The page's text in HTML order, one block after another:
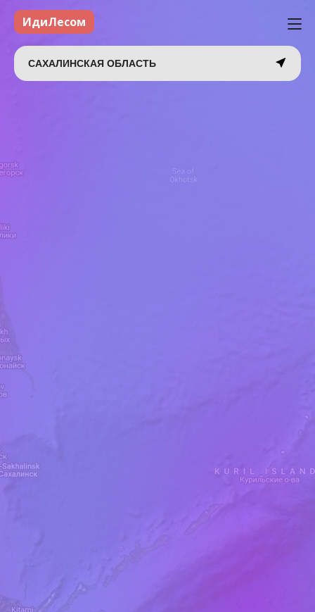
ИдиЛесом
САХАЛИНСКАЯ ОБЛАСТЬ